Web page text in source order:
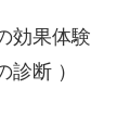
効果体験
断 ）